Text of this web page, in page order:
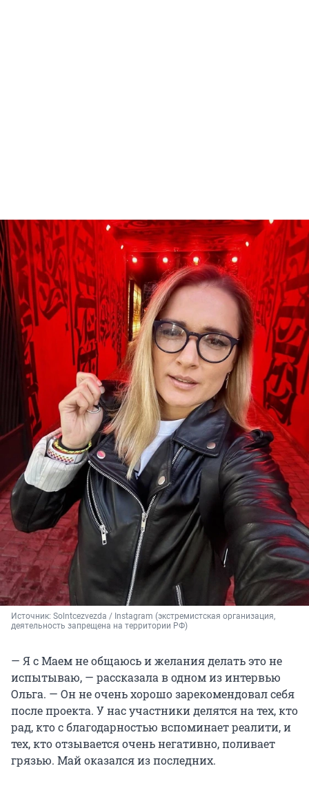
Источник: Solntcezvezda / Instagram (экстремистская организация,
деятельность запрещена на территории РФ)
— Я с Маем не общаюсь и желания делать это не
испытываю, — рассказала в одном из интервью
Ольга. — Он не очень хорошо зарекомендовал себя
после проекта. У нас участники делятся на тех, кто
рад, кто с благодарностью вспоминает реалити, и
тех, кто отзывается очень негативно, поливает
грязью. Май оказался из последних.